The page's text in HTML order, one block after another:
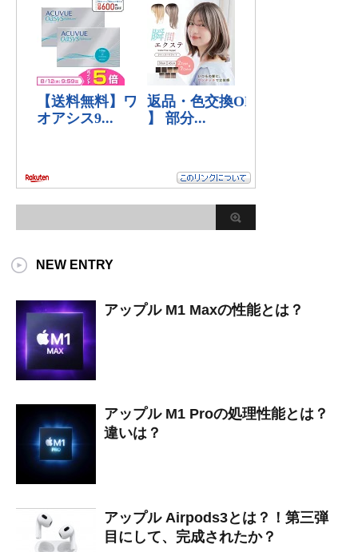
NEW ENTRY
アップル M1 Maxの性能とは？
アップル M1 Proの処理性能とは？
違いは？
アップル Airpods3とは？！第三弾
目にして、完成されたか？